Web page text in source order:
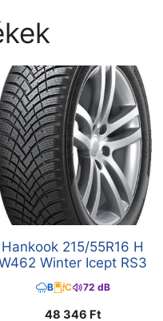
Hankook 215/55R16 H
Winter Icept RS3
B C 72 dB
48 346 Ft